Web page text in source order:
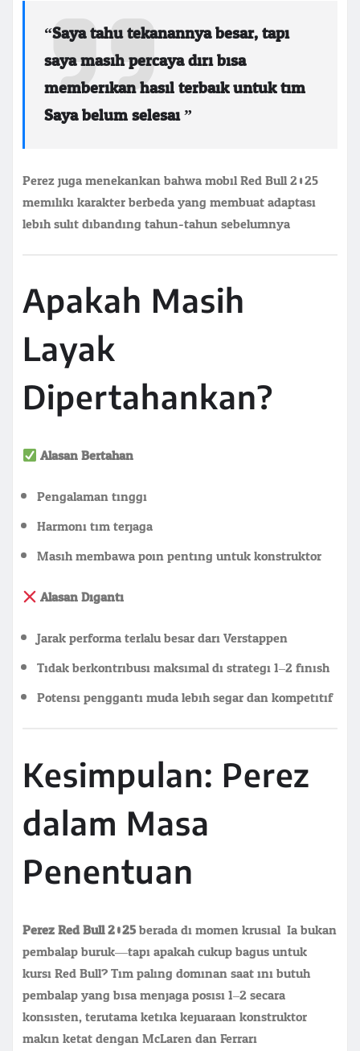
“Saya tahu tekanannya besar, tapi
saya masih percaya diri bisa
memberikan hasil terbaik untuk tim.
Saya belum selesai.”
Perez juga menekankan bahwa mobil Red Bull 2025
memiliki karakter berbeda yang membuat adaptasi
lebih sulit dibanding tahun-tahun sebelumnya.
Apakah Masih
Layak
Dipertahankan?
Alasan Bertahan:
Pengalaman tinggi
Harmoni tim terjaga
Masih membawa poin penting untuk konstruktor
Alasan Diganti:
Jarak performa terlalu besar dari Verstappen
Tidak berkontribusi maksimal di strategi 1–2 finish
Potensi pengganti muda lebih segar dan kompetitif
Kesimpulan: Perez
dalam Masa
Penentuan
Perez Red Bull 2025berada di momen krusial. Ia bukan
pembalap buruk—tapi apakah cukup bagus untuk
kursi Red Bull? Tim paling dominan saat ini butuh
pembalap yang bisa menjaga posisi 1–2 secara
konsisten, terutama ketika kejuaraan konstruktor
makin ketat dengan McLaren dan Ferrari.